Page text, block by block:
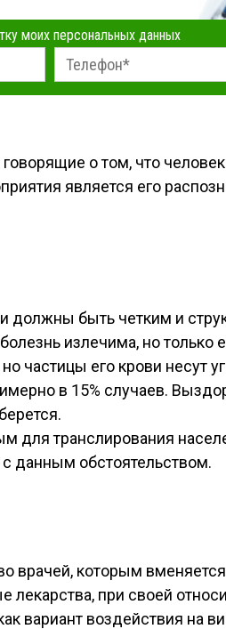
моих персональных данных
о том, что
является его
должны быть четким и
излечима, но
частицы его крови несут
в 15% случаев.
для транслирования
данным обстоятельством.
которым
при своей
вариант воздействия на